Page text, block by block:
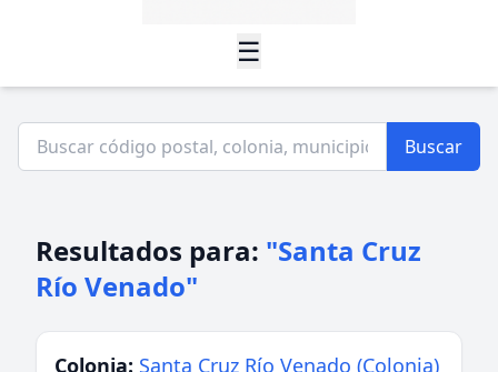
☰
Buscar
Resultados para: "Santa Cruz
Río Venado"
Colonia: Santa Cruz Río Venado (Colonia)